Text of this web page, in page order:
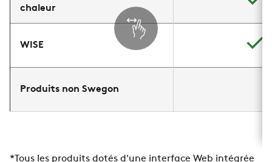
chaleur
WISE
Produits non Swegon
*Tous les produits dotés d'une interface Web intégrée